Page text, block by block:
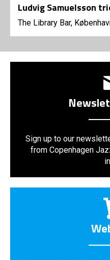
Ludvig Samuelsson
The Library Bar,
Sign up to our
from Copenhagen